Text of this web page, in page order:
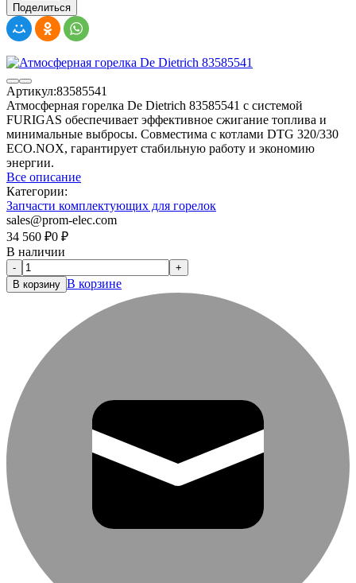
Поделиться
Артикул:83585541
Атмосферная горелка De Dietrich 83585541 с системой
FURIGAS обеспечивает эффективное сжигание топлива и
минимальные выбросы. Совместима с котлами DTG 320/330
ECO.NOX, гарантирует стабильную работу и экономию
энергии.
Все описание
Категории:
Запчасти комплектующих для горелок
sales@prom-elec.com
34 560 ₽0 ₽
В наличии
-
+
В корзину В корзине